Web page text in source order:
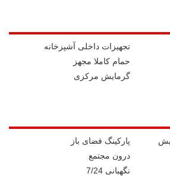
تجهیزات داخلی آشپزخانه
حمام کاملا مجهز
گرمایش مرکزی
پارکینگ فضای باز
درون مجتمع
نگهبانی 7/24